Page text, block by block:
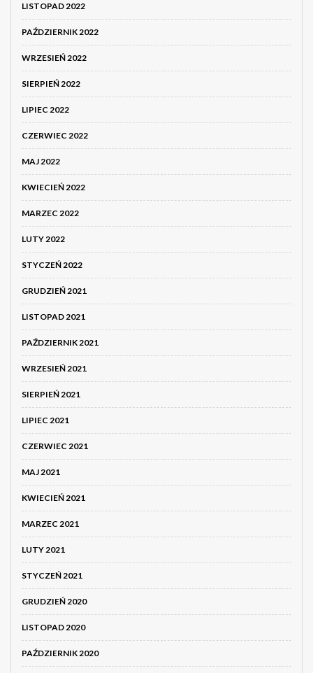
LISTOPAD 2022
PAŹDZIERNIK 2022
WRZESIEŃ 2022
SIERPIEŃ 2022
LIPIEC 2022
CZERWIEC 2022
MAJ 2022
KWIECIEŃ 2022
MARZEC 2022
LUTY 2022
STYCZEŃ 2022
GRUDZIEŃ 2021
LISTOPAD 2021
PAŹDZIERNIK 2021
WRZESIEŃ 2021
SIERPIEŃ 2021
LIPIEC 2021
CZERWIEC 2021
MAJ 2021
KWIECIEŃ 2021
MARZEC 2021
LUTY 2021
STYCZEŃ 2021
GRUDZIEŃ 2020
LISTOPAD 2020
PAŹDZIERNIK 2020